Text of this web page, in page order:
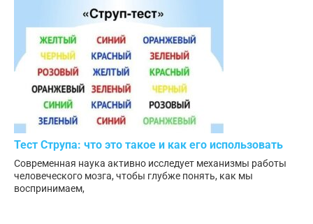
Тест Струпа: что это такое и как его использовать
Современная наука активно исследует механизмы работы
человеческого мозга, чтобы глубже понять, как мы
воспринимаем,